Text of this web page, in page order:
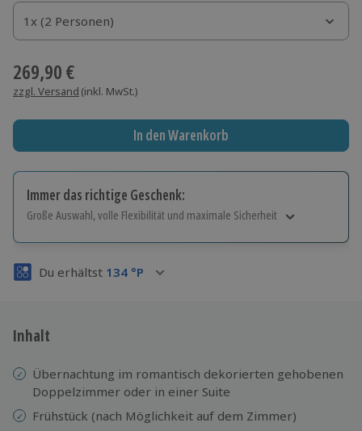
1x (2 Personen)
1x (2 Personen)
1x (2 Personen)
269,90 €
zzgl. Versand (inkl. MwSt.)
In den Warenkorb
Immer das richtige Geschenk:
Große Auswahl, volle Flexibilität und maximale Sicherheit
Volle Flexibilität
3 Jahre gültig & verlängerbar.
Du erhältst 134 °P
Inhalt
Übernachtung im romantisch dekorierten gehobenen
Doppelzimmer oder in einer Suite
Frühstück (nach Möglichkeit auf dem Zimmer)